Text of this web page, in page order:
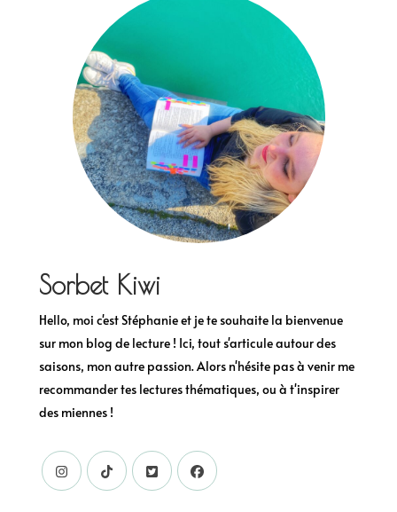
Sorbet Kiwi
Hello, moi c'est Stéphanie et je te souhaite la bienvenue
sur mon blog de lecture ! Ici, tout s'articule autour des
saisons, mon autre passion. Alors n'hésite pas à venir me
recommander tes lectures thématiques, ou à t'inspirer
des miennes !